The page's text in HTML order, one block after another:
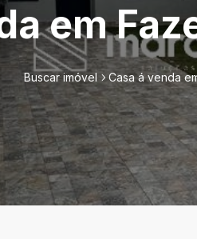
em
Buscar imóvel Casa á venda